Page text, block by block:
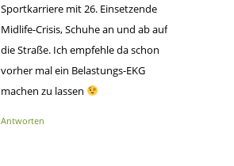
Sportkarriere mit 26. Einsetzende
Midlife-Crisis, Schuhe an und ab auf
die Straße. Ich empfehle da schon
vorher mal ein Belastungs-EKG
machen zu lassen
Antworten